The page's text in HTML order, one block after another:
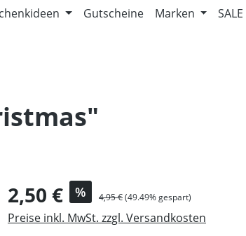
Gutscheine Marken SALE
Verkaufspreis:
2,50 € % Regulärer Preis:
4,95 €(49.49% gespart)
Preise inkl. MwSt. zzgl. Versandkosten